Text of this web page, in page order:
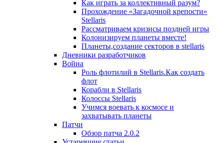
Как играть за коллективный разум?
Прохождение «Загадочной крепости»
Stellaris
Рассматриваем кризисы поздней игры
Колонизируем планеты вместе!
Планеты,создание секторов в stellaris
Дневники разработчиков
Война
Роль флотилий в Stellaris.Как создать
флот
Корабли в Stellaris
Колоссы Stellaris
Учимся воевать к космосе и
захватывать планеты
Патчи
Обзор патча 2.0.2